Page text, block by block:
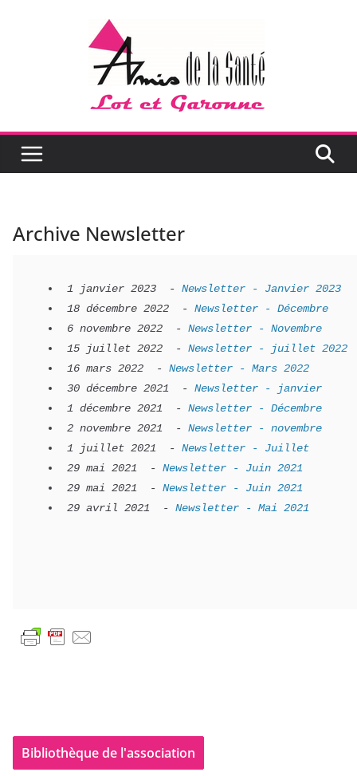
Archive Newsletter
1 janvier 2023 - Newsletter - Janvier 2023
18 décembre 2022
- Newsletter - Décembre
6 novembre 2022
- Newsletter - Novembre
15 juillet 2022
- Newsletter - juillet 2022
16 mars 2022
- Newsletter - Mars 2022
30 décembre 2021
- Newsletter - janvier
1 décembre 2021
- Newsletter - Décembre
2 novembre 2021
- Newsletter - novembre
1 juillet 2021
- Newsletter - Juillet
29 mai 2021
- Newsletter - Juin 2021
29 mai 2021
- Newsletter - Juin 2021
29 avril 2021
- Newsletter - Mai 2021
Bibliothèque de l'association